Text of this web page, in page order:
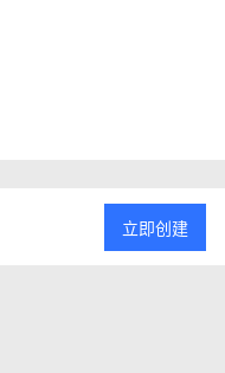
立即创建